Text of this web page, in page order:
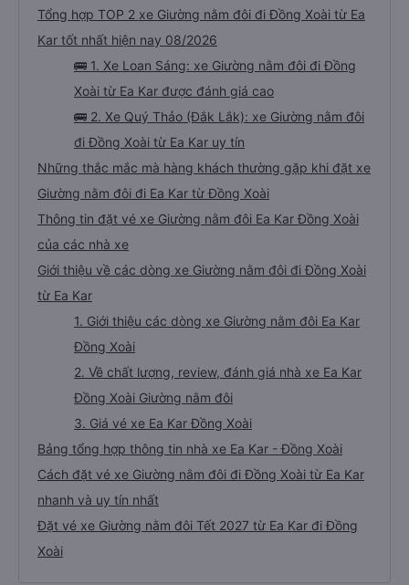
Tổng hợp TOP 2 xe Giường nằm đôi đi Đồng Xoài từ Ea
Kar tốt nhất hiện nay 08/2026
🚌 1. Xe Loan Sáng: xe Giường nằm đôi đi Đồng
Xoài từ Ea Kar được đánh giá cao
🚌 2. Xe Quý Thảo (Đắk Lắk): xe Giường nằm đôi
đi Đồng Xoài từ Ea Kar uy tín
Những thắc mắc mà hàng khách thường gặp khi đặt xe
Giường nằm đôi đi Ea Kar từ Đồng Xoài
Thông tin đặt vé xe Giường nằm đôi Ea Kar Đồng Xoài
của các nhà xe
Giới thiệu về các dòng xe Giường nằm đôi đi Đồng Xoài
từ Ea Kar
1. Giới thiệu các dòng xe Giường nằm đôi Ea Kar
Đồng Xoài
2. Về chất lượng, review, đánh giá nhà xe Ea Kar
Đồng Xoài Giường nằm đôi
3. Giá vé xe Ea Kar Đồng Xoài
Bảng tổng hợp thông tin nhà xe Ea Kar - Đồng Xoài
Cách đặt vé xe Giường nằm đôi đi Đồng Xoài từ Ea Kar
nhanh và uy tín nhất
Đặt vé xe Giường nằm đôi Tết 2027 từ Ea Kar đi Đồng
Xoài